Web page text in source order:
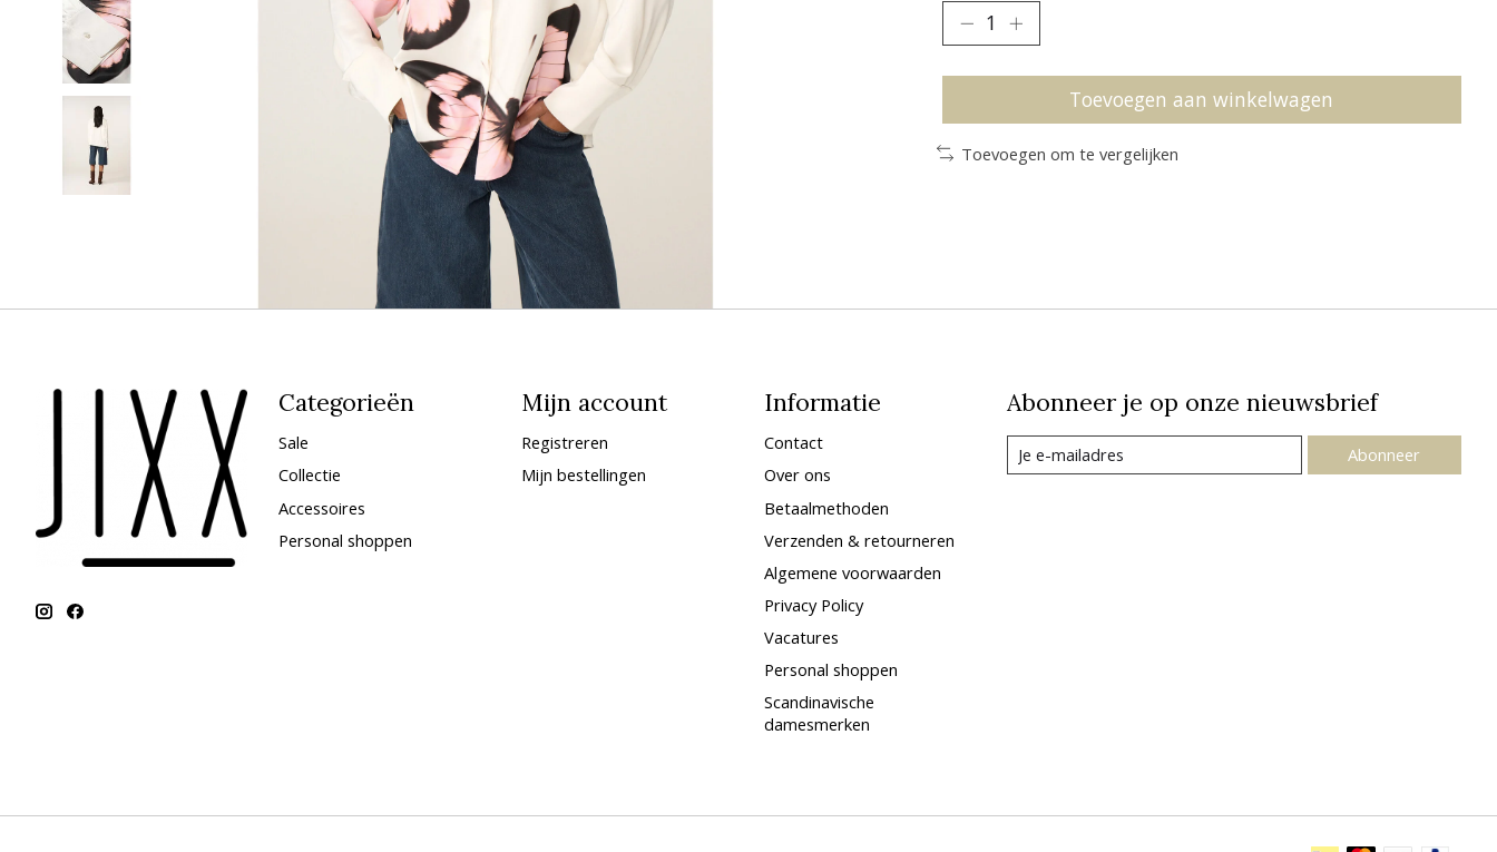
Toevoegen aan winkelwagen
Toevoegen om te vergelijken
Categorieën
Sale
Collectie
Accessoires
Personal shoppen
Mijn account
Registreren
Mijn bestellingen
Informatie
Contact
Over ons
Betaalmethoden
Verzenden & retourneren
Algemene voorwaarden
Privacy Policy
Vacatures
Personal shoppen
Scandinavische
damesmerken
Abonneer je op onze nieuwsbrief
Abonneer